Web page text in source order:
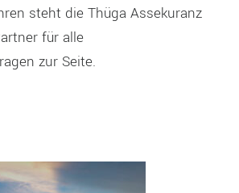
steht die Thüga Assekuranz
für alle
zur Seite.